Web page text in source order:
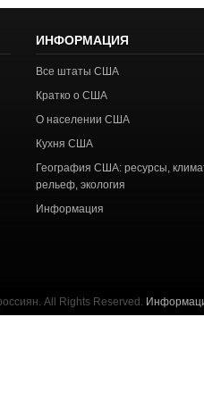
ИНФОРМАЦИЯ
Все штаты США
Кратко о США
О населении США
Кухня США
География США: ресурсы,
рельеф, экология
Информация
All Rights Reserved.